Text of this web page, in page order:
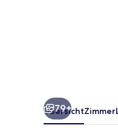
79+
ÜbersichtZimmer